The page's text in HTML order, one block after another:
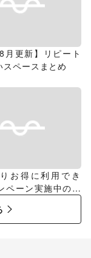
月更新】リピート
スペースまとめ
お得に利用でき
ペーン実施中のス